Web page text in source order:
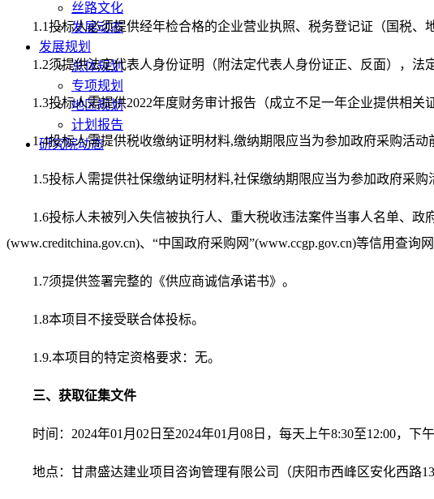
丝路文化
发展动态
发展规划
总体规划
专项规划
地区规划
计划报告
研究院动态
1.1投标人必须提供经年检合格的企业营业执照、税务登记证（国税
1.2须提供法定代表人身份证明（附法定代表人身份证正、反面），法
1.3投标人需提供2022年度财务审计报告（成立不足一年企业提供相关
1.4投标人需提供税收缴纳证明材料,缴纳期限应当为参加政府采购活
1.5投标人需提供社保缴纳证明材料,社保缴纳期限应当为参加政府采
1.6投标人未被列入失信被执行人、重大税收违法案件当事人名单、
(www.creditchina.gov.cn)、“中国政府采购网”(www.ccgp.gov.cn)等信用查询
1.7须提供签署完整的《供应商诚信承诺书》。
1.8本项目不接受联合体投标。
1.9.本项目的特定资格要求：无。
三、获取征集文件
时间：2024年01月02日至2024年01月08日，每天上午8:30至12:00，下
地点：甘肃盛达建业项目咨询管理有限公司（庆阳市西峰区安化西路